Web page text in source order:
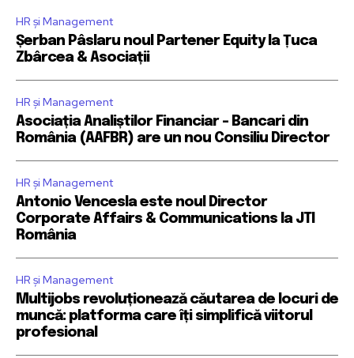
HR și Management
Șerban Pâslaru noul Partener Equity la Țuca
Zbârcea & Asociații
HR și Management
Asociația Analiștilor Financiar – Bancari din
România (AAFBR) are un nou Consiliu Director
HR și Management
Antonio Vencesla este noul Director
Corporate Affairs & Communications la JTI
România
HR și Management
Multijobs revoluționează căutarea de locuri de
muncă: platforma care îți simplifică viitorul
profesional